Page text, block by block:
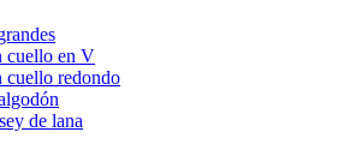
cuello en V
cuello redondo
de lana